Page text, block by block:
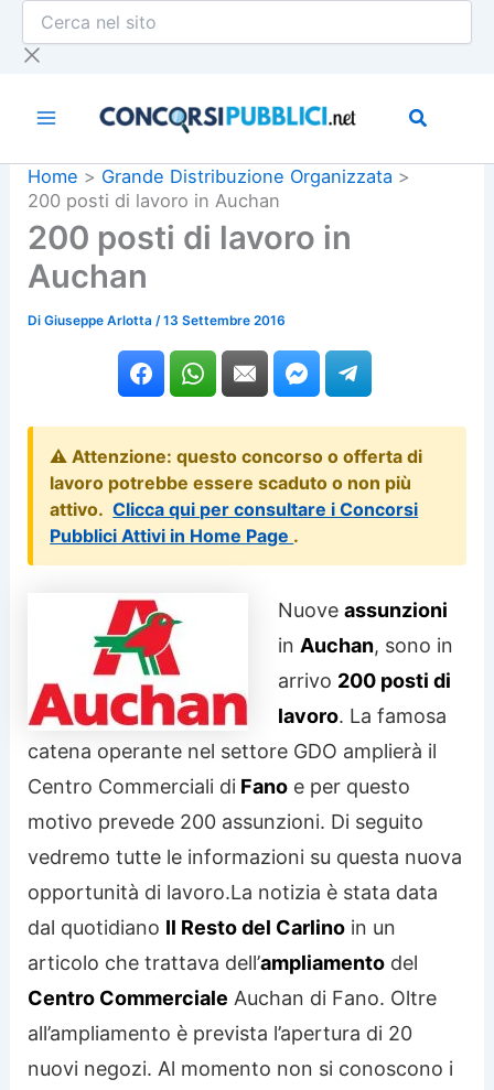
Cerca
sito
Home
Grande Distribuzione Organizzata
200 posti di lavoro in Auchan
200 posti di lavoro in
Auchan
DiGiuseppe Arlotta /13 Settembre 2016
⚠️ Attenzione: questo concorso o offerta di
lavoro potrebbe essere scaduto o non più
attivo. Clicca qui per consultare i Concorsi
Pubblici Attivi in Home Page .
Nuoveassunzioni
in Auchan, sono in
arrivo 200 posti di
lavoro. La famosa
catena operante nel settore GDO amplierà il
Centro Commerciali di Fano e per questo
motivo prevede 200 assunzioni. Di seguito
vedremo tutte le informazioni su questa nuova
opportunità di lavoro.La notizia è stata data
dal quotidiano Il Resto del Carlino in un
articolo che trattava dell’ampliamento del
Centro Commerciale Auchan di Fano. Oltre
all’ampliamento è prevista l’apertura di 20
nuovi negozi. Al momento non si conoscono i